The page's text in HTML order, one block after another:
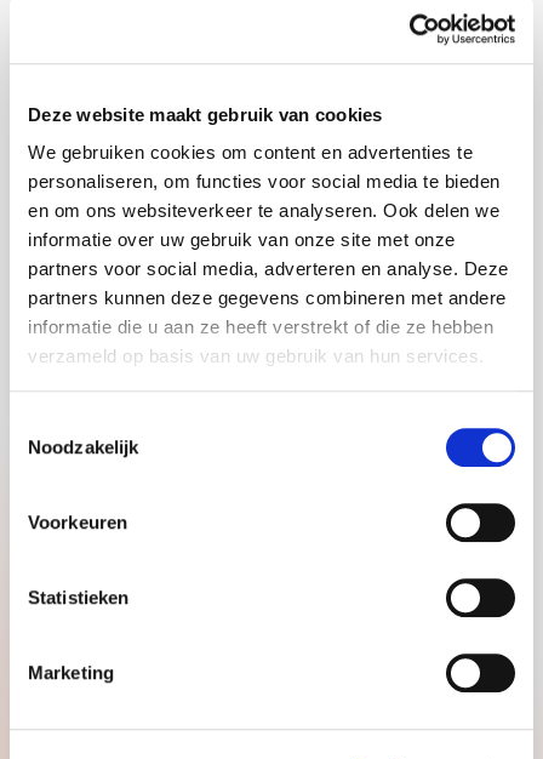
Deze website maakt gebruik van cookies
We gebruiken cookies om content en advertenties te
personaliseren, om functies voor social media te bieden
en om ons websiteverkeer te analyseren. Ook delen we
informatie over uw gebruik van onze site met onze
partners voor social media, adverteren en analyse. Deze
partners kunnen deze gegevens combineren met andere
informatie die u aan ze heeft verstrekt of die ze hebben
verzameld op basis van uw gebruik van hun services.
Noodzakelijk
Voorkeuren
Statistieken
Marketing